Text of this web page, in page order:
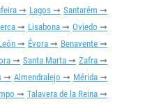
Lagos
Santarém
Lisabona
Oviedo
Évora
Benavente
Santa Marta
Zafra
Almendralejo
Mérida
Talavera de la Reina